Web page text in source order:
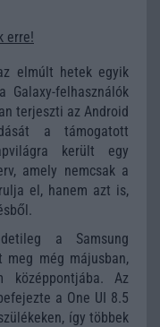
erre!
elmúlt hetek egyik
felhasználók
terjeszti az Android
a támogatott
került egy
amely nemcsak a
el, hanem azt is,
a Samsung
meg még májusban,
Az
a One UI 8.5
így többek